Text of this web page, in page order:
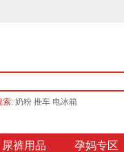
索: 奶粉 推车 电冰箱
尿裤用品 孕妈专区